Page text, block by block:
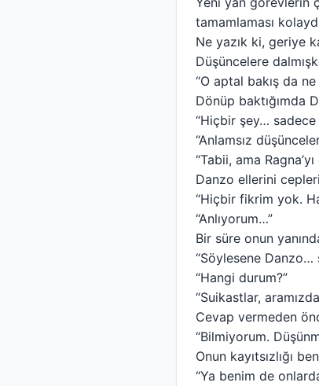
tamamlaması
Ne yazık ki, geriye
Düşüncelere
“O aptal bakış da ne
Dönüp baktığımda
“Hiçbir şey… sadece
“Anlamsız
“Tabii, ama
Danzo ellerini
“Hiçbir fikrim yok.
“Anlıyorum…”
Bir süre onun
“Söylesene Danzo…
“Hangi durum?”
“Suikastlar,
Cevap vermeden
“Bilmiyorum.
Onun kayıtsızlığı
“Ya benim de